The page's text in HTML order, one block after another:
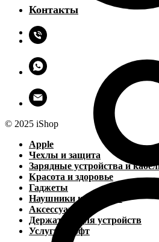
Контакты
© 2025 iShop
Apple
Чехлы и защита
Зарядные устройства и
Красота и здоровье
Гаджеты
Наушники и колонки
Аксессуары
Держатели для устройств
Услуги и софт